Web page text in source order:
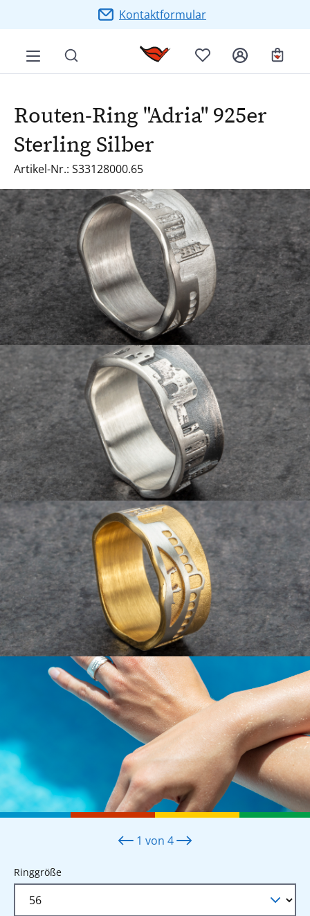
Zum Hauptinhalt springenKontaktformular
Routen-Ring "Adria" 925er
Sterling Silber
Artikel-Nr.: S33128000.65
Bildergalerie überspringen
1 von 4
Ringgrößeauswählen